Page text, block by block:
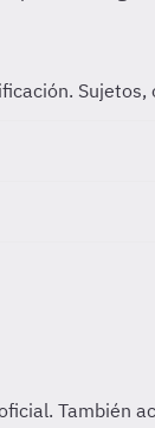
Sujetos,